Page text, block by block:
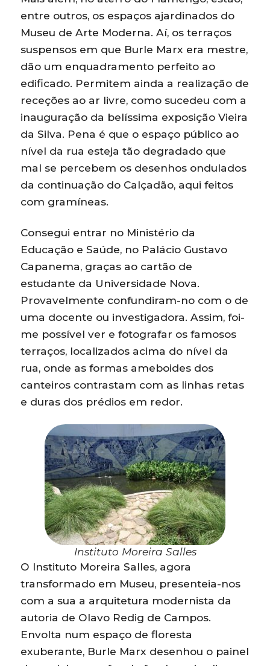
entre outros, os espaços ajardinados do
Museu de Arte Moderna. Aí, os terraços
suspensos em que Burle Marx era mestre,
dão um enquadramento perfeito ao
edificado. Permitem ainda a realização de
receções ao ar livre, como sucedeu com a
inauguração da belíssima exposição Vieira
da Silva. Pena é que o espaço público ao
nível da rua esteja tão degradado que
mal se percebem os desenhos ondulados
da continuação do Calçadão, aqui feitos
com gramíneas.
Consegui entrar no Ministério da
Educação e Saúde, no Palácio Gustavo
Capanema, graças ao cartão de
estudante da Universidade Nova.
Provavelmente confundiram-no com o de
uma docente ou investigadora. Assim, foi-
me possível ver e fotografar os famosos
terraços, localizados acima do nível da
rua, onde as formas ameboides dos
canteiros contrastam com as linhas retas
e duras dos prédios em redor.
Instituto Moreira Salles
O Instituto Moreira Salles, agora
transformado em Museu, presenteia-nos
com a sua a arquitetura modernista da
autoria de Olavo Redig de Campos.
Envolta num espaço de floresta
exuberante, Burle Marx desenhou o painel